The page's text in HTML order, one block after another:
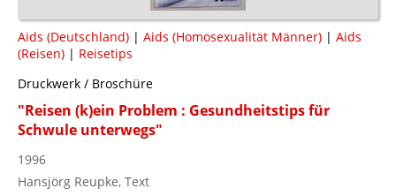
Aids (Deutschland) | Aids (Homosexualität Männer) | Aids
(Reisen) | Reisetips
Druckwerk / Broschüre
"Reisen (k)ein Problem : Gesundheitstips für
Schwule unterwegs"
1996
Hansjörg Reupke, Text